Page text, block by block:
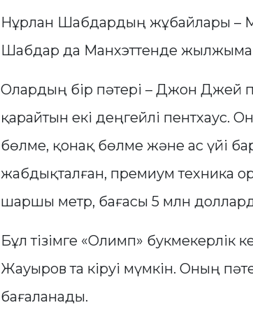
Нұрлан Шабдардың жұбайлары –
Шабдар да Манхэттенде
Олардың бір пәтері – Джон Джей
қарайтын екі деңгейлі пентхаус.
бөлме, қонақ бөлме және ас үйі
жабдықталған, премиум техника
шаршы метр, бағасы 5 млн
Бұл тізімге «Олимп» букмекерлік
Жауыров та кіруі мүмкін. Оның
бағаланады.